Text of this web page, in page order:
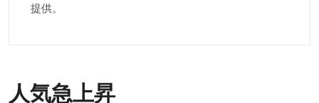
提供。
人気急上昇